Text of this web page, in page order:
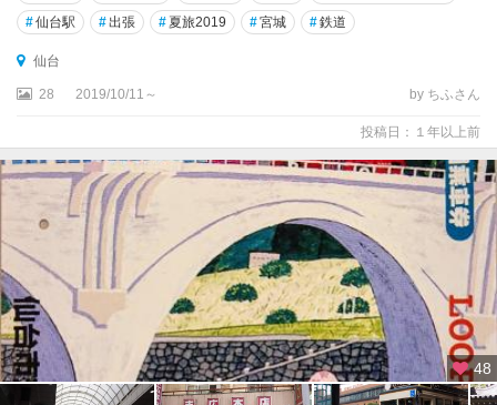
#仙台駅 #出張 #夏旅2019 #宮城 #鉄道
仙台
28 2019/10/11～ by ちふさん
投稿日：１年以上前
48